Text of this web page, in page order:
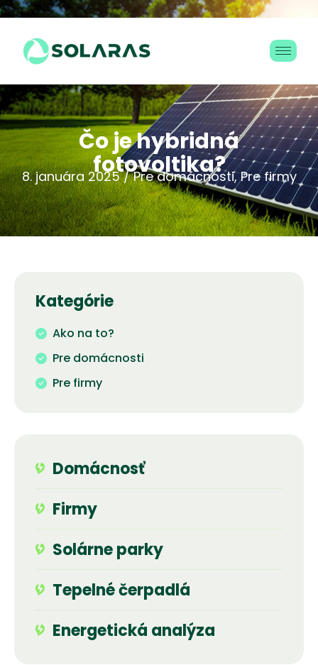
Čojehybridná
fotovoltika?
8. januára 2025 / Pre domácnosti, Pre firmy
Kategórie
Ako na to?
Pre domácnosti
Pre firmy
Domácnosť
Firmy
Solárne parky
Tepelné čerpadlá
Energetická analýza